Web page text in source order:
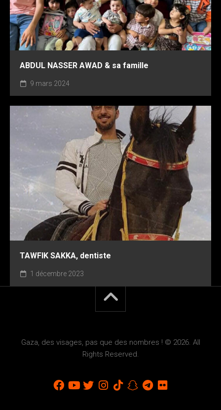
ABDUL NASSER AWAD & sa famille
9 mars 2024
TAWFIK SAKKA, dentiste
1 décembre 2023
Gaza, des visages, pas que des nombres ! © 2026. All
Rights Reserved.